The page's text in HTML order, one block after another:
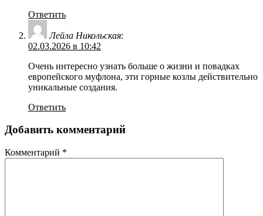
Ответить
Лейла Никольская:
02.03.2026 в 10:42
Очень интересно узнать больше о жизни и повадках
европейского муфлона, эти горные козлы действительно
уникальные создания.
Ответить
Добавить комментарий
Комментарий *